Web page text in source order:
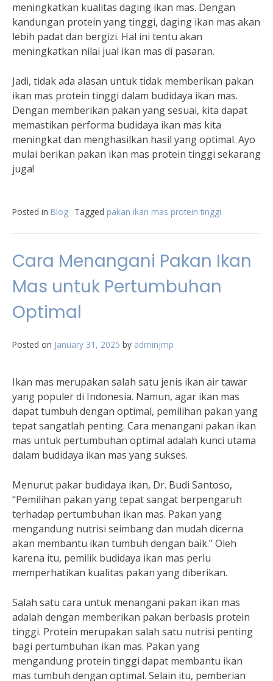
meningkatkan kualitas daging ikan mas. Dengan
kandungan protein yang tinggi, daging ikan mas akan
lebih padat dan bergizi. Hal ini tentu akan
meningkatkan nilai jual ikan mas di pasaran.
Jadi, tidak ada alasan untuk tidak memberikan pakan
ikan mas protein tinggi dalam budidaya ikan mas.
Dengan memberikan pakan yang sesuai, kita dapat
memastikan performa budidaya ikan mas kita
meningkat dan menghasilkan hasil yang optimal. Ayo
mulai berikan pakan ikan mas protein tinggi sekarang
juga!
Posted in Blog Tagged pakan ikan mas protein tinggi
Cara Menangani Pakan Ikan
Mas untuk Pertumbuhan
Optimal
Posted on January 31, 2025 by adminjmp
Ikan mas merupakan salah satu jenis ikan air tawar
yang populer di Indonesia. Namun, agar ikan mas
dapat tumbuh dengan optimal, pemilihan pakan yang
tepat sangatlah penting. Cara menangani pakan ikan
mas untuk pertumbuhan optimal adalah kunci utama
dalam budidaya ikan mas yang sukses.
Menurut pakar budidaya ikan, Dr. Budi Santoso,
“Pemilihan pakan yang tepat sangat berpengaruh
terhadap pertumbuhan ikan mas. Pakan yang
mengandung nutrisi seimbang dan mudah dicerna
akan membantu ikan tumbuh dengan baik.” Oleh
karena itu, pemilik budidaya ikan mas perlu
memperhatikan kualitas pakan yang diberikan.
Salah satu cara untuk menangani pakan ikan mas
adalah dengan memberikan pakan berbasis protein
tinggi. Protein merupakan salah satu nutrisi penting
bagi pertumbuhan ikan mas. Pakan yang
mengandung protein tinggi dapat membantu ikan
mas tumbuh dengan optimal. Selain itu, pemberian